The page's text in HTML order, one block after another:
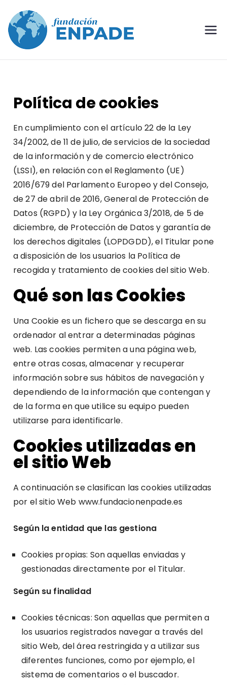
Enpade –
Fundación
Política de cookies
En cumplimiento con el artículo 22 de la Ley
34/2002, de 11 de julio, de servicios de la sociedad
de la información y de comercio electrónico
(LSSI), en relación con el Reglamento (UE)
2016/679 del Parlamento Europeo y del Consejo,
de 27 de abril de 2016, General de Protección de
Datos (RGPD) y la Ley Orgánica 3/2018, de 5 de
diciembre, de Protección de Datos y garantía de
los derechos digitales (LOPDGDD), el Titular pone
a disposición de los usuarios la Política de
recogida y tratamiento de cookies del sitio Web.
Qué son las Cookies
Una Cookie es un fichero que se descarga en su
ordenador al entrar a determinadas páginas
web. Las cookies permiten a una página web,
entre otras cosas, almacenar y recuperar
información sobre sus hábitos de navegación y
dependiendo de la información que contengan y
de la forma en que utilice su equipo pueden
utilizarse para identificarle.
Cookies utilizadas en
el sitio Web
A continuación se clasifican las cookies utilizadas
por el sitio Web www.fundacionenpade.es
Según la entidad que las gestiona
Cookies propias: Son aquellas enviadas y
gestionadas directamente por el Titular.
Según su finalidad
Cookies técnicas: Son aquellas que permiten a
los usuarios registrados navegar a través del
sitio Web, del área restringida y a utilizar sus
diferentes funciones, como por ejemplo, el
sistema de comentarios o el buscador.